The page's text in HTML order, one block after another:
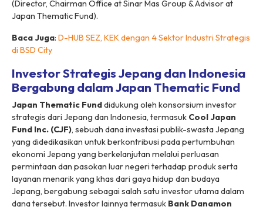
(Director, Chairman Office at Sinar Mas Group & Advisor at
Japan Thematic Fund).
Baca Juga: D-HUB SEZ, KEK dengan 4 Sektor Industri Strategis
di BSD City
Investor Strategis Jepang dan Indonesia
Bergabung dalam Japan Thematic Fund
Japan Thematic Funddidukung oleh konsorsium investor
strategis dari Jepang dan Indonesia, termasuk Cool Japan
Fund Inc. (CJF), sebuah dana investasi publik-swasta Jepang
yang didedikasikan untuk berkontribusi pada pertumbuhan
ekonomi Jepang yang berkelanjutan melalui perluasan
permintaan dan pasokan luar negeri terhadap produk serta
layanan menarik yang khas dari gaya hidup dan budaya
Jepang, bergabung sebagai salah satu investor utama dalam
dana tersebut. Investor lainnya termasuk Bank Danamon